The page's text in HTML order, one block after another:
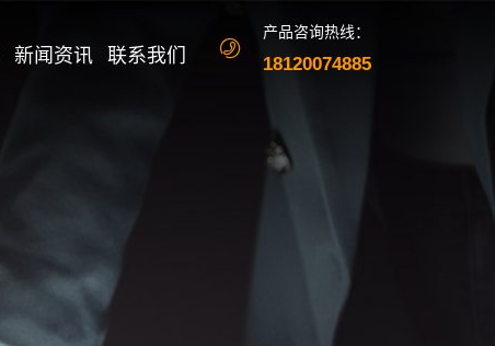
新闻资讯 联系我们
产品咨询热线：
18120074885